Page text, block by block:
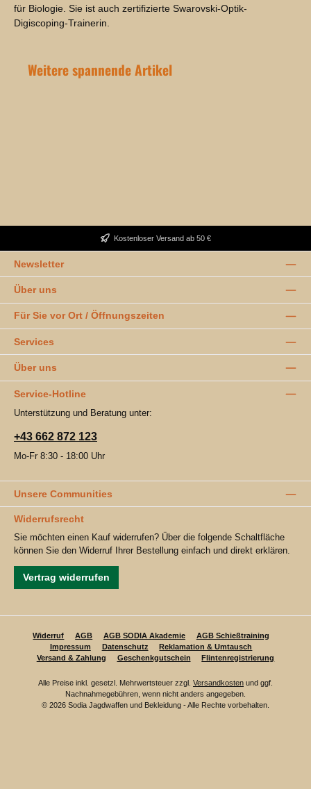
für Biologie. Sie ist auch zertifizierte Swarovski-Optik-
Digiscoping-Trainerin.
Weitere spannende Artikel
Kostenloser Versand ab 50 €
Newsletter
Über uns
Für Sie vor Ort / Öffnungszeiten
Services
Über uns
Service-Hotline
Unterstützung und Beratung unter:
+43 662 872 123
Mo-Fr 8:30 - 18:00 Uhr
Unsere Communities
Widerrufsrecht
Sie möchten einen Kauf widerrufen? Über die folgende Schaltfläche
können Sie den Widerruf Ihrer Bestellung einfach und direkt erklären.
Vertrag widerrufen
Widerruf AGB AGB SODIA Akademie
AGB Schießtraining
Impressum
Datenschutz
Reklamation & Umtausch
Versand & Zahlung
Geschenkgutschein Flintenregistrierung
Alle Preise inkl. gesetzl. Mehrwertsteuer zzgl. Versandkosten und ggf.
Nachnahmegebühren, wenn nicht anders angegeben.
© 2026 Sodia Jagdwaffen und Bekleidung - Alle Rechte vorbehalten.